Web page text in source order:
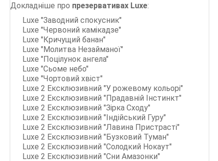
Докладніше про презервативах Luxe:
Luxe "Заводний спокусник"
Luxe "Червоний камікадзе"
Luxe "Кричущий банан"
Luxe "Молитва Незайманої"
Luxe "Поцілунок ангела"
Luxe "Сьоме небо"
Luxe "Чортовий хвіст"
Luxe 2 Ексклюзивний "У рожевому кольорі"
Luxe 2 Ексклюзивний "Прадавній Інстинкт"
Luxe 2 Ексклюзивний "Зірка Сходу"
Luxe 2 Ексклюзивний "Індійський Гуру"
Luxe 2 Ексклюзивний "Лавина Пристрасті"
Luxe 2 Ексклюзивний "Бузковий Туман"
Luxe 2 Ексклюзивний "Солодкий Нокаут"
Luxe 2 Ексклюзивний "Сни Амазонки"